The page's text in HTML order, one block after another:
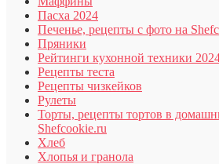
Пасха 2024
Печенье, рецепты с фото на
Пряники
Рейтинги кухонной техники
Рецепты теста
Рецепты чизкейков
Рулеты
Торты, рецепты тортов в
Shefcookie.ru
Хлеб
Хлопья и гранола